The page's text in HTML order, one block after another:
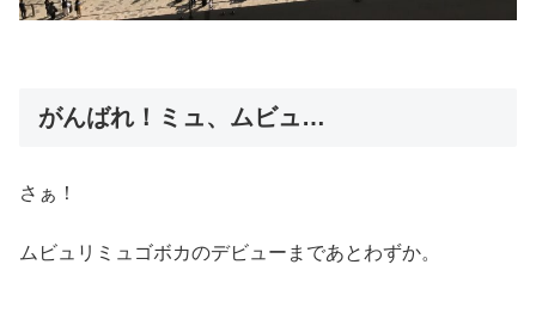
がんばれ！ミュ、ムビュ…
さぁ！
ムビュリミュゴボカのデビューまであとわずか。